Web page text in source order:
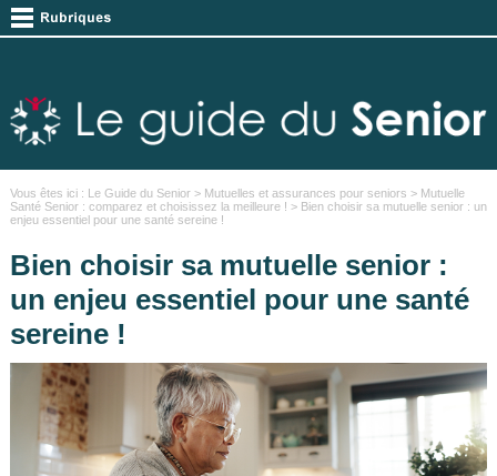
Vous êtes ici : Le Guide du Senior> Mutuelles et assurances pour seniors > Mutuelle
Santé Senior : comparez et choisissez la meilleure ! > Bien choisir sa mutuelle senior : un
enjeu essentiel pour une santé sereine !
Bien choisir sa mutuelle senior :
un enjeu essentiel pour une santé
sereine !